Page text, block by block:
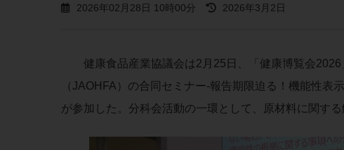
2026年02月28日 10時00分
最
日
時
:
2026年3月2日
健康食品産業協議会は2月25日、「健康博覧会2026
（JAOHFA）の合同セミナー-報告期限迫る！機能性表
が参加した。分科会活動の一環として、原材料に関す